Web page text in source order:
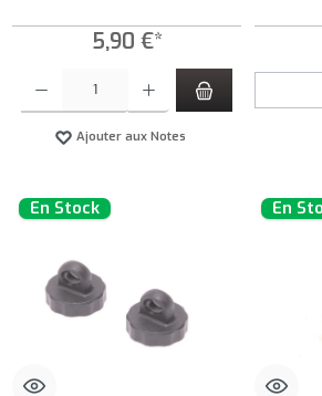
5,90 €*
Quantité de produit : Entrez la quantité souhaitée ou
Ajouter aux Notes
En Stock En